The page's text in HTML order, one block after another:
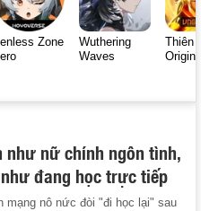
Zone
Wuthering
Waves
Thiên
Origin
nữ chính ngôn tình,
đang học trực tiếp
mạng nô nức đòi "đi học lại" sau